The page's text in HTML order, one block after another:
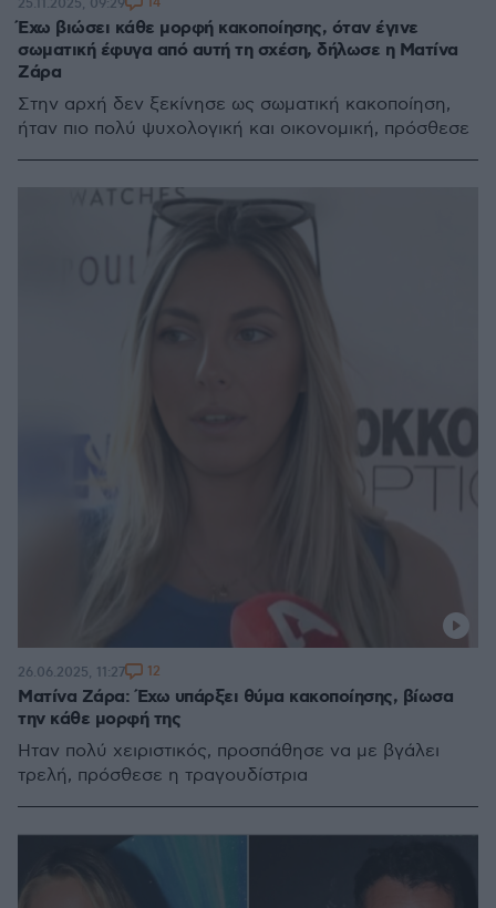
Έχω βιώσει κάθε μορφή κακοποίησης, όταν έγινε
σωματική έφυγα από αυτή τη σχέση, δήλωσε η Ματίνα
Ζάρα
Στην αρχή δεν ξεκίνησε ως σωματική κακοποίηση,
ήταν πιο πολύ ψυχολογική και οικονομική, πρόσθεσε
25.11.2025, 09:29
Ματίνα Ζάρα: Έχω υπάρξει θύμα κακοποίησης, βίωσα
την κάθε μορφή της
Ήταν πολύ χειριστικός, προσπάθησε να με βγάλει
τρελή, πρόσθεσε η τραγουδίστρια
26.06.2025, 11:27 12